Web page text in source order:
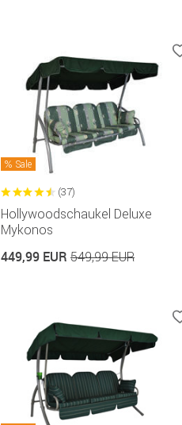
Sale
(37)
Hollywoodschaukel Deluxe
Mykonos
449,99 EUR 549,99 EUR